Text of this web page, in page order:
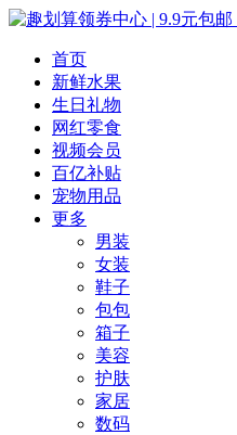
首页
新鲜水果
生日礼物
网红零食
视频会员
百亿补贴
宠物用品
更多
男装
女装
鞋子
包包
箱子
美容
护肤
家居
数码